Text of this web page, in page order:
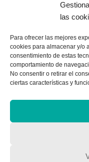
las
Para ofrecer las mejores
cookies para almacenar y/o
consentimiento de estas
comportamiento de
No consentir o retirar el
ciertas características y
Quienes somos
POLÍTICA DE
Política de privacidad